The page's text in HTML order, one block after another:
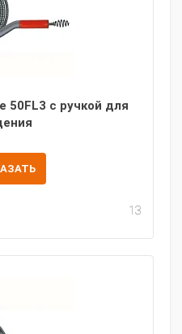
50FL3 с ручкой для
13